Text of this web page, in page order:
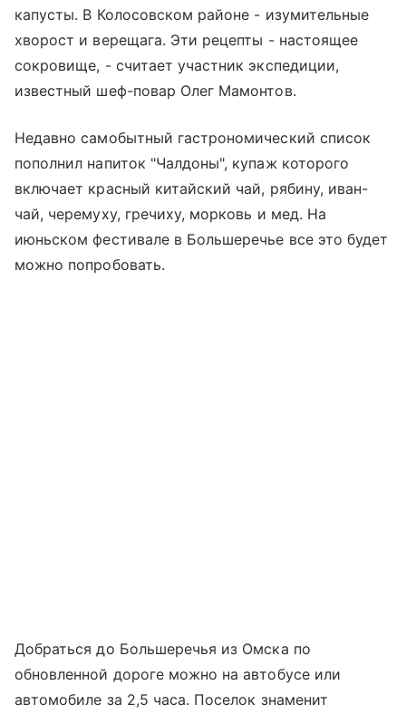
капусты. В Колосовском районе - изумительные
хворост и верещага. Эти рецепты - настоящее
сокровище, - считает участник экспедиции,
известный шеф-повар Олег Мамонтов.
Недавно самобытный гастрономический список
пополнил напиток "Чалдоны", купаж которого
включает красный китайский чай, рябину, иван-
чай, черемуху, гречиху, морковь и мед. На
июньском фестивале в Большеречье все это будет
можно попробовать.
Добраться до Большеречья из Омска по
обновленной дороге можно на автобусе или
автомобиле за 2,5 часа. Поселок знаменит